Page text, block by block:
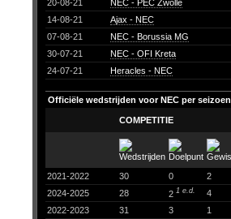
20-08-21
NEC - PEC Zwolle
14-08-21
Ajax - NEC
07-08-21
NEC - Borussia MG
30-07-21
NEC - OFI Kreta
24-07-21
Heracles - NEC
Officiële wedstrijden voor NEC per seizoen
COMPETITIE
2021-2022 30 0 2
2024-2025
28 2 1 e.d. 4
2022-2023
31 3 1